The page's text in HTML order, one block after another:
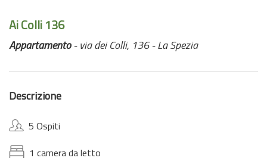
Ai Colli 136
Appartamento- via dei Colli, 136 - La Spezia
Descrizione
5 Ospiti
1 camera da letto